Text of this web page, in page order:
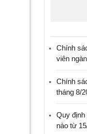
Chính
viên
Chính
tháng 8/
Quy định
nào từ